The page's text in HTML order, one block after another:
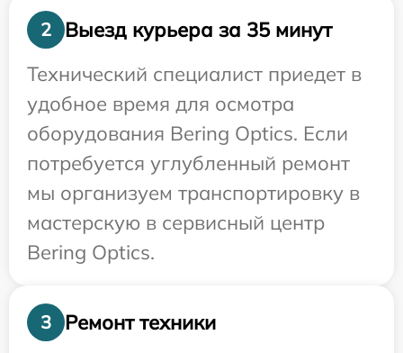
2
Выезд курьера за 35 минут
Технический специалист приедет в
удобное время для осмотра
оборудования Bering Optics. Если
потребуется углубленный ремонт
мы организуем транспортировку в
мастерскую в сервисный центр
Bering Optics.
3
Ремонт техники